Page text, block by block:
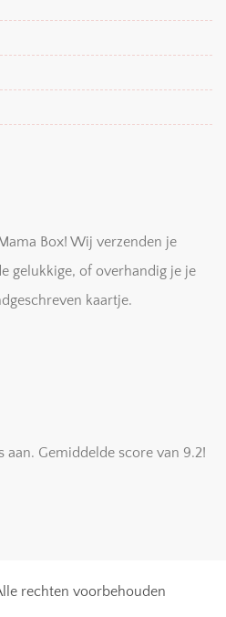
Box! Wij verzenden je
gelukkige, of overhandig je je
kaartje.
aan. Gemiddelde score van 9.2!
rechten voorbehouden